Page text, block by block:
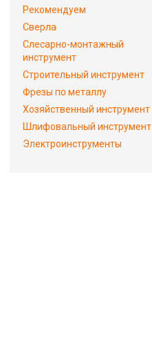
Рекомендуем
Сверла
Слесарно-монтажный
инструмент
Строительный инструмент
Фрезы по металлу
Хозяйственный инструмент
Шлифовальный инструмент
Электроинструменты